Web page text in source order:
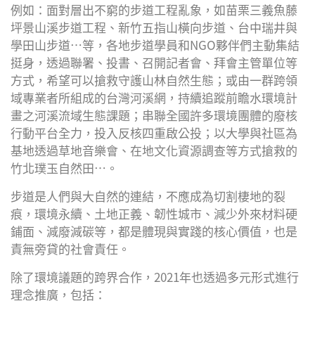
例如：面對層出不窮的步道工程亂象，如苗栗三義魚藤
坪景山溪步道工程、新竹五指山橫向步道、台中瑞井與
學田山步道⋯等，各地步道學員和NGO夥伴們主動集結
挺身，透過聯署、投書、召開記者會、拜會主管單位等
方式，希望可以搶救守護山林自然生態；或由一群跨領
域專業者所組成的台灣河溪網，持續追蹤前瞻水環境計
畫之河溪流域生態課題；串聯全國許多環境團體的廢核
行動平台全力，投入反核四重啟公投；以大學與社區為
基地透過草地音樂會、在地文化資源調查等方式搶救的
竹北璞玉自然田⋯。
步道是人們與大自然的連結，不應成為切割棲地的裂
痕，環境永續、土地正義、韌性城市、減少外來材料硬
鋪面、減廢減碳等，都是體現與實踐的核心價值，也是
責無旁貸的社會責任。
除了環境議題的跨界合作，2021年也透過多元形式進行
理念推廣，包括：